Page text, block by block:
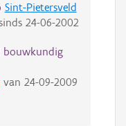
Sint-Pietersveld
24-06-2002
bouwkundig
van 24-09-2009